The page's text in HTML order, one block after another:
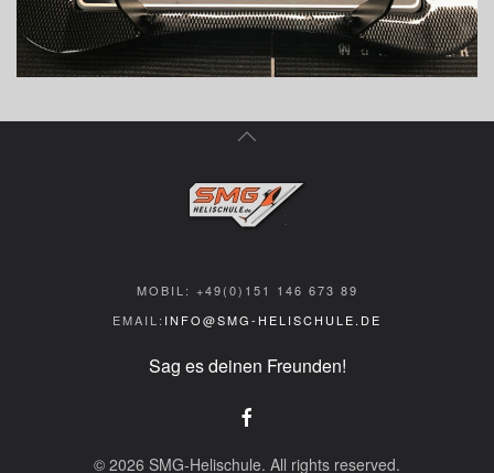
MOBIL: +49(0)151 146 673 89
EMAIL: INFO@SMG-HELISCHULE.DE
Sag es deinen Freunden!
© 2026 SMG-Helischule. All rights reserved.